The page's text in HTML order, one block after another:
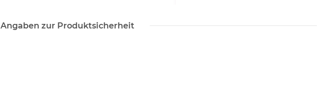
Angaben zur Produktsicherheit